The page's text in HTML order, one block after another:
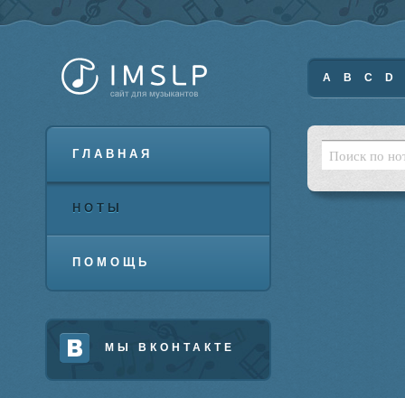
ГЛАВНАЯ
НОТЫ
ПОМОЩЬ
МЫ ВКОНТАКТЕ
A B C D